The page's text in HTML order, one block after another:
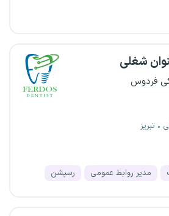
فردوس
تبریز
مدیر روابط عمومی رسپشن